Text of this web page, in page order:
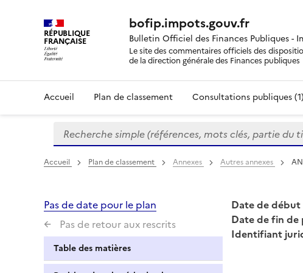
RÉPUBLIQUE
FRANÇAISE
bofip.impots.gouv.fr
Bulletin Officiel des Finances Publiques -
Le site des commentaires officiels des
de la direction générale des Finances publiques
Accueil Plan de classement Consultations publiques (1)
Formulaire
de
recherche
Recherche simple (références, mots clés, partie du
Accueil Plan de classement Annexes Autres annexes
Pas de date pour le plan
Pas de retour aux rescrits
Table des matières
Date de
Date de fin de
Identifiant